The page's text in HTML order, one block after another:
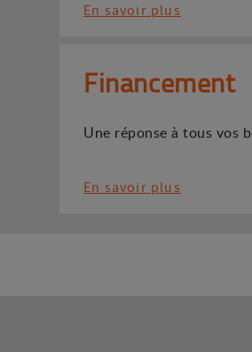
En savoir plus
Financement
Une réponse à tous vos
En savoir plus